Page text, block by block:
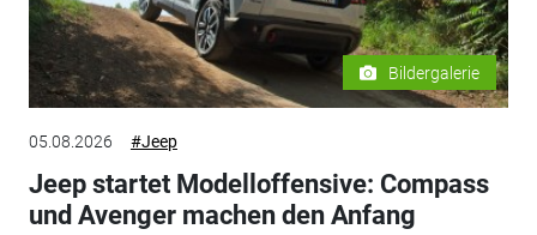
Bildergalerie
05.08.2026 #Jeep
Jeep startet Modelloffensive: Compass
und Avenger machen den Anfang